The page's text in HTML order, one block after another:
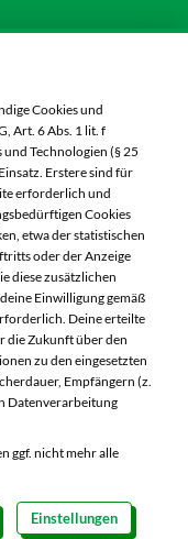
42
Uhr
Uhr
Uhr
Uhr
Uhr
Cookies und
Art. 6 Abs. 1 lit. f
Technologien (§ 25
Erstere sind für
erforderlich und
Cookies
etwa der statistischen
oder der Anzeige
diese zusätzlichen
Einwilligung gemäß
Deine erteilte
die Zukunft über den
zu den eingesetzten
Empfängern (z.
Datenverarbeitung
ggf. nicht mehr alle
Einstellungen